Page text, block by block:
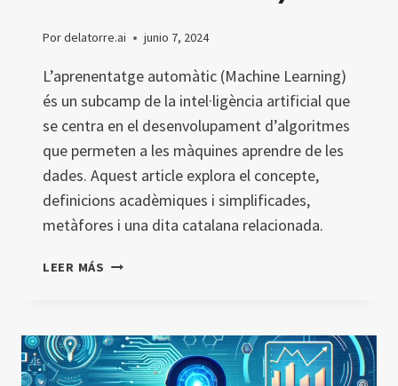
Pordelatorre.ai junio 7, 2024
L’aprenentatge automàtic (Machine Learning)
és un subcamp de la intel·ligència artificial que
se centra en el desenvolupament d’algoritmes
que permeten a les màquines aprendre de les
dades. Aquest article explora el concepte,
definicions acadèmiques i simplificades,
metàfores i una dita catalana relacionada.
LEER MÁS APRENENTATGE